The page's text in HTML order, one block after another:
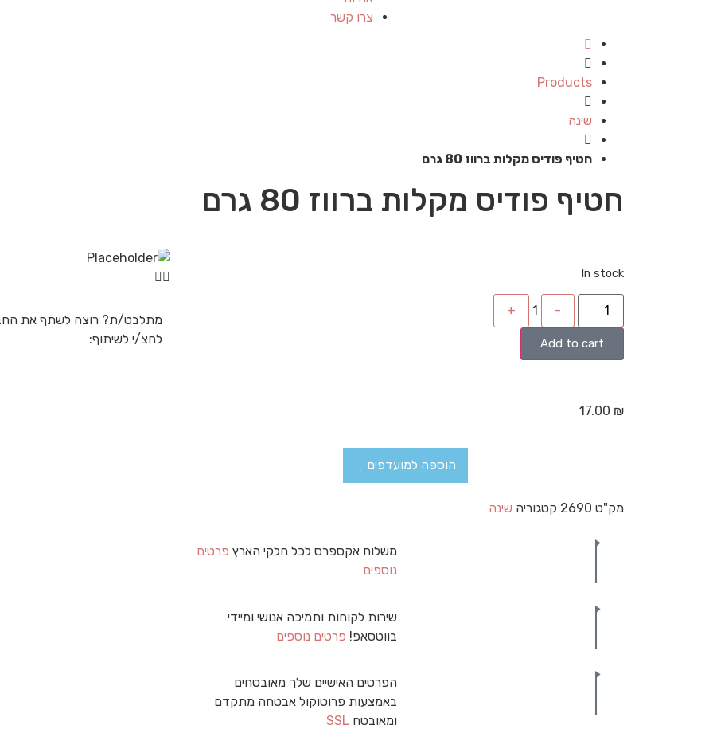
צרו קשר
Products
שינה
חטיף פודיס מקלות ברווז 80 גרם
חטיף פודיס מקלות ברווז 80 גרם
In stock
-
1
+
Add to cart
17.00 ₪
הוספה למועדפים
מק"ט 2690 קטגוריה שינה
משלוח אקספרס לכל חלקי הארץ פרטים
נוספים
שירות לקוחות ותמיכה אנושי ומיידי
בווטסאפ! פרטים נוספים
הפרטים האישיים שלך מאובטחים
באמצעות פרוטוקול אבטחה מתקדם
ומאובטח SSL
מתלבט/ת? רוצה לשתף את
לחצ/י לשיתוף: